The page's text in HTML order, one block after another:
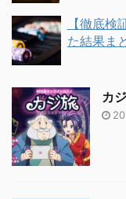
【徹底
た結果ま
カ